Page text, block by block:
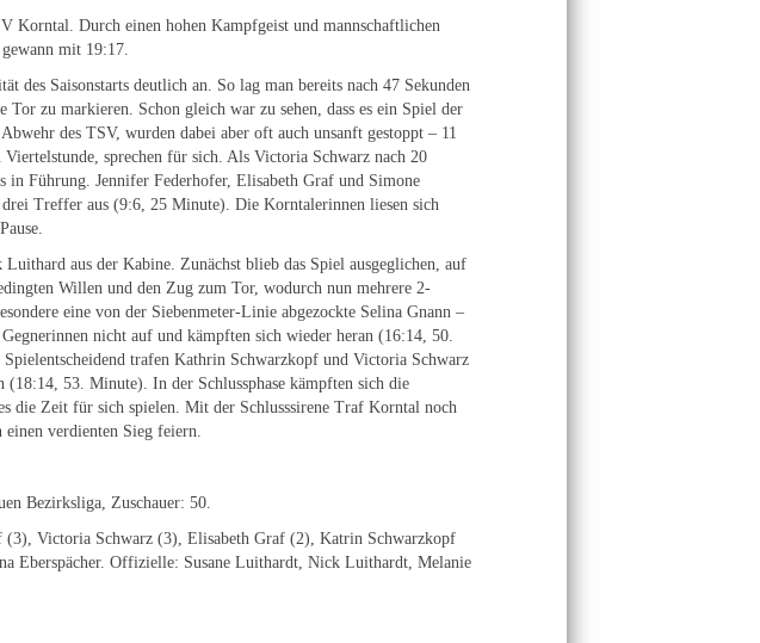
Korntal. Durch einen hohen Kampfgeist und mannschaftlichen
mit 19:17.
des Saisonstarts deutlich an. So lag man bereits nach 47 Sekunden
zu markieren. Schon gleich war zu sehen, dass es ein Spiel der
des TSV, wurden dabei aber oft auch unsanft gestoppt – 11
sprechen für sich. Als Victoria Schwarz nach 20
Führung. Jennifer Federhofer, Elisabeth Graf und Simone
Treffer aus (9:6, 25 Minute). Die Korntalerinnen liesen sich
aus der Kabine. Zunächst blieb das Spiel ausgeglichen, auf
Willen und den Zug zum Tor, wodurch nun mehrere 2-
eine von der Siebenmeter-Linie abgezockte Selina Gnann –
nicht auf und kämpften sich wieder heran (16:14, 50.
trafen Kathrin Schwarzkopf und Victoria Schwarz
53. Minute). In der Schlussphase kämpften sich die
die Zeit für sich spielen. Mit der Schlusssirene Traf Korntal noch
verdienten Sieg feiern.
Bezirksliga, Zuschauer: 50.
Victoria Schwarz (3), Elisabeth Graf (2), Katrin Schwarzkopf
Eberspächer. Offizielle: Susane Luithardt, Nick Luithardt, Melanie